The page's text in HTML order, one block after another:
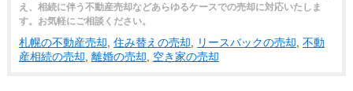
え、相続に伴う不動産売却などあらゆるケースでの売却に対応いたしま
す。お気軽にご相談ください。
札幌の不動産売却 住み替えの売却 リースバックの売却 不動
産相続の売却 離婚の売却 空き家の売却